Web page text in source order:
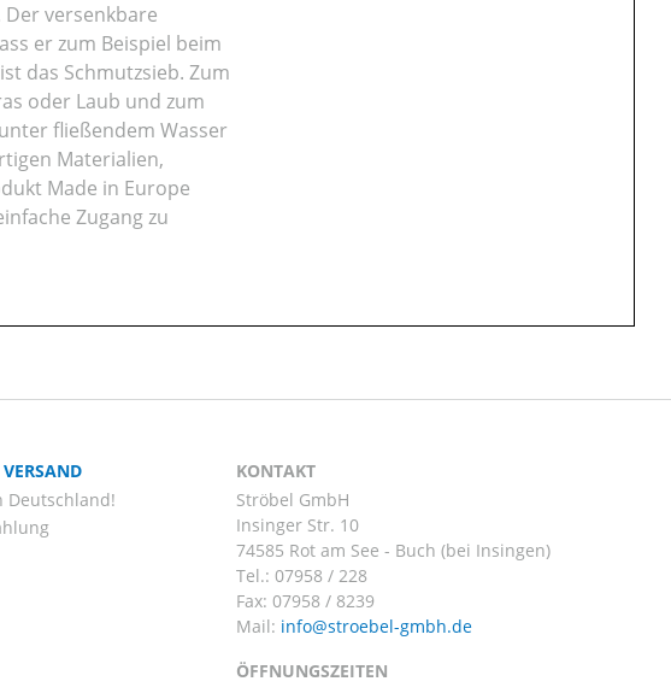
versenkbare
er zum Beispiel beim
das Schmutzsieb. Zum
oder Laub und zum
fließendem Wasser
Materialien,
Made in Europe
Zugang zu
Deutschland!
KONTAKT
Ströbel GmbH
Insinger Str. 10
74585 Rot am See - Buch (bei Insingen)
Tel.: 07958 / 228
Fax: 07958 / 8239
Mail:
ÖFFNUNGSZEITEN